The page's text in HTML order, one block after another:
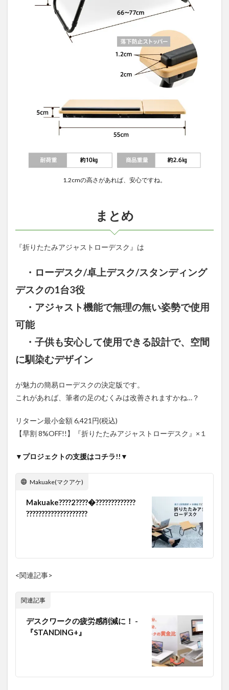
1.2cmの高さがあれば、安心ですね。
まとめ
『折りたたみアジャストローデスク』は
・ローデスク/卓上デスク/スタンディング
デスクの1台3役
・アジャスト機能で無理の無い姿勢で使用
可能
・子供も安心して使用できる設計で、空間
に馴染むデザイン
が魅力の簡易ローデスクの決定版です。
これがあれば、筆者の足のむくみは改善されますかね…？
リターン最小金額 6,421円(税込)
【早割 8%OFF!!】『折りたたみアジャストローデスク 』×１
▼プロジェクトの支援はコチラ!!▼
Makuake(マクアケ)
Makuake????2????�?????????????
????????????????????
<関連記事>
関連記事
デスクワークの疲労感削減に！ -
『STANDING+』